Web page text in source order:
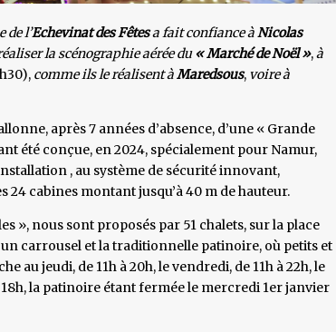
de l’Echevinat des Fêtesa fait confiance àNicolas
la scénographie aérée du« Marché de Noël »,à
comme ils le réalisent àMaredsous, voire à
après 7 années d’absence, d’une « Grande
été conçue, en 2024, spécialement pour Namur,
, au système de sécurité innovant,
cabines montant jusqu’à 40 m de hauteur.
», nous sont proposés par 51 chalets, sur la place
un carrousel et la traditionnelle patinoire, où petits et
au jeudi, de 11h à 20h, le vendredi, de 11h à 22h, le
18h, la patinoire étant fermée le mercredi 1er janvier